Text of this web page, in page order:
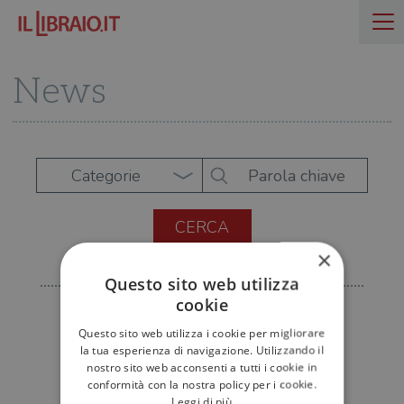
News
Categorie
×
Questo sito web utilizza
cookie
Questo sito web utilizza i cookie per migliorare
la tua esperienza di navigazione. Utilizzando il
nostro sito web acconsenti a tutti i cookie in
conformità con la nostra policy per i cookie.